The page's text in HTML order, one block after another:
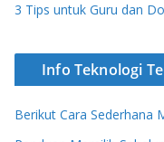
3 Tips untuk Guru dan
Info Teknologi
Berikut Cara Sederhana